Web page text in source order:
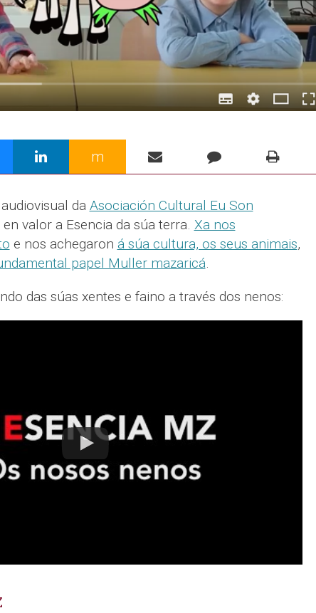
m
da Asociación Cultural Eu Son
valor a Esencia da súa terra. Xa nos
e nos achegaron á súa cultura, os seus animais,
papel Muller mazaricá.
das súas xentes e faino a través dos nenos: